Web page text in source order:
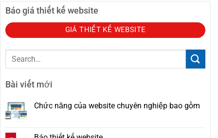
Báo giá thiết kế website
GIÁ THIẾT KẾ WEBSITE
Bài viết mới
Chức năng của website chuyên nghiệp bao gồm